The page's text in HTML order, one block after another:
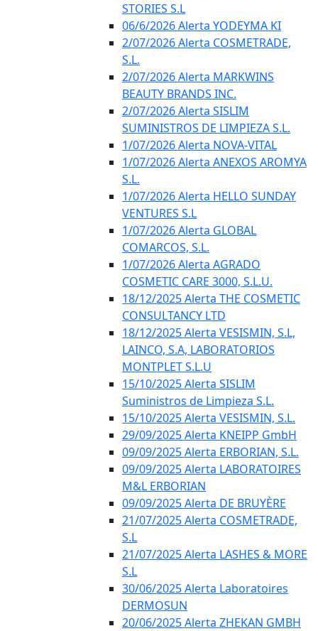
STORIES S.L
06/6/2026 Alerta YODEYMA KI
2/07/2026 Alerta COSMETRADE,
S.L.
2/07/2026 Alerta MARKWINS
BEAUTY BRANDS INC.
2/07/2026 Alerta SISLIM
SUMINISTROS DE LIMPIEZA S.L.
1/07/2026 Alerta NOVA-VITAL
1/07/2026 Alerta ANEXOS AROMYA
S.L.
1/07/2026 Alerta HELLO SUNDAY
VENTURES S.L
1/07/2026 Alerta GLOBAL
COMARCOS, S.L.
1/07/2026 Alerta AGRADO
COSMETIC CARE 3000, S.L.U.
18/12/2025 Alerta THE COSMETIC
CONSULTANCY LTD
18/12/2025 Alerta VESISMIN, S.L,
LAINCO, S.A, LABORATORIOS
MONTPLET S.L.U
15/10/2025 Alerta SISLIM
Suministros de Limpieza S.L.
15/10/2025 Alerta VESISMIN, S.L.
29/09/2025 Alerta KNEIPP GmbH
09/09/2025 Alerta ERBORIAN, S.L.
09/09/2025 Alerta LABORATOIRES
M&L ERBORIAN
09/09/2025 Alerta DE BRUYÈRE
21/07/2025 Alerta COSMETRADE,
S.L
21/07/2025 Alerta LASHES & MORE
S.L
30/06/2025 Alerta Laboratoires
DERMOSUN
20/06/2025 Alerta ZHEKAN GMBH